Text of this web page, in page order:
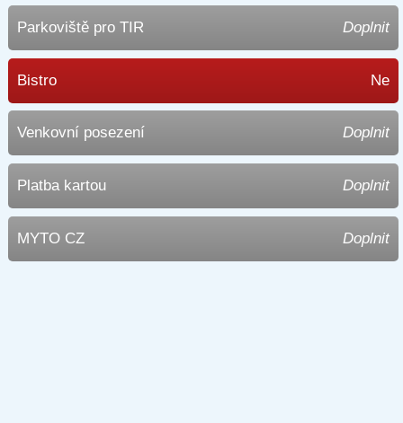
Parkoviště pro TIR Doplnit
Bistro Ne
Venkovní posezení Doplnit
Platba kartou Doplnit
MYTO CZ Doplnit